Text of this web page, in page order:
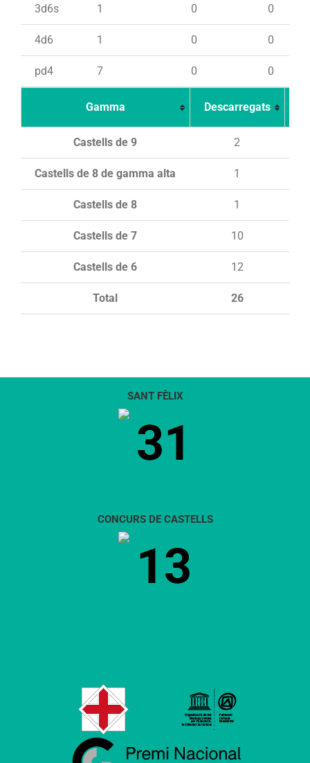
3d6s 1 0 0
4d6 1 0 0
pd4 7 0 0
Gamma Descarregats
Total 26
Castells de 9 2
Castells de 8 de gamma alta 1
Castells de 8 1
Castells de 7 10
Castells de 6 12
SANT FÈLIX
31
CONCURS DE CASTELLS
13